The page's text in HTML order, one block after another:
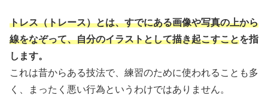
トレス（トレース）とは、すでにある画像や写真の上から
線をなぞって、自分のイラストとして描き起こすことを指
します。
これは昔からある技法で、練習のために使われることも多
く、まったく悪い行為というわけではありません。